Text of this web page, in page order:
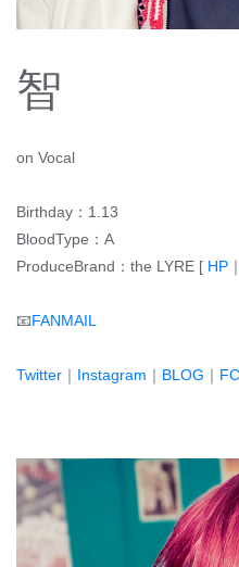
智
on Vocal
Birthday：1.13
BloodType：A
ProduceBrand：the LYRE [ HP ｜
📧FANMAIL
Twitter ｜ Instagram ｜ BLOG ｜